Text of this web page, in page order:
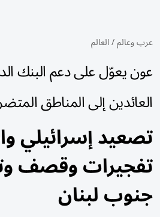
عرب وعالم/العالم
عون يعوّل على دعم البنك
العائدين إلى المناطق
تصعيد إسرائيلي
تفجيرات وقصف
جنوب لبنان